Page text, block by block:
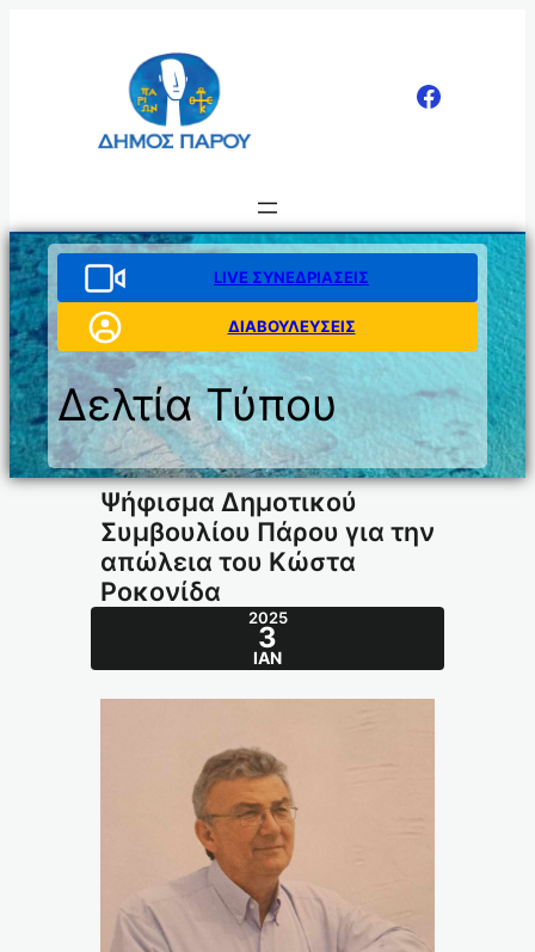
LIVE ΣΥΝΕΔΡΙΑΣΕΙΣ
ΔΙΑΒΟΥΛΕΥΣΕΙΣ
Δελτία Τύπου
Ψήφισμα Δημοτικού
Συμβουλίου Πάρου για την
απώλεια του Κώστα
Ροκονίδα
2025
3
ΙΑΝ